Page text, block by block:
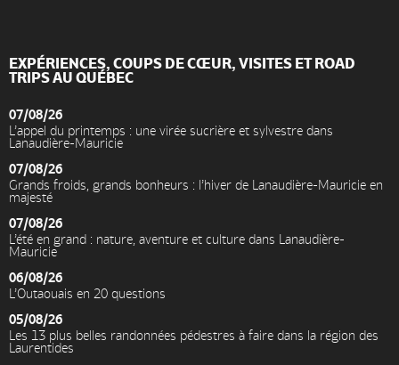
EXPÉRIENCES, COUPS DE CŒUR, VISITES ET ROAD
TRIPS AU QUÉBEC
07/08/26
L’appel du printemps : une virée sucrière et sylvestre dans
Lanaudière-Mauricie
07/08/26
Grands froids, grands bonheurs : l’hiver de Lanaudière-Mauricie en
majesté
07/08/26
L’été en grand : nature, aventure et culture dans Lanaudière-
Mauricie
06/08/26
L’Outaouais en 20 questions
05/08/26
Les 13 plus belles randonnées pédestres à faire dans la région des
Laurentides